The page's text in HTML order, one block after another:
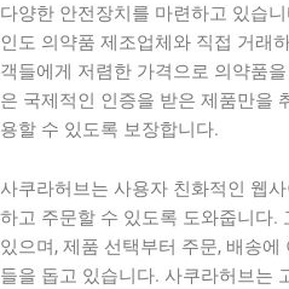
다양한 안전장치를 마련하고 있습
인도 의약품 제조업체와 직접 거래
객들에게 저렴한 가격으로 의약품
은 국제적인 인증을 받은 제품만을
용할 수 있도록 보장합니다.
사쿠라허브는 사용자 친화적인 웹
하고 주문할 수 있도록 도와줍니다.
있으며, 제품 선택부터 주문, 배송
들을 돕고 있습니다. 사쿠라허브는